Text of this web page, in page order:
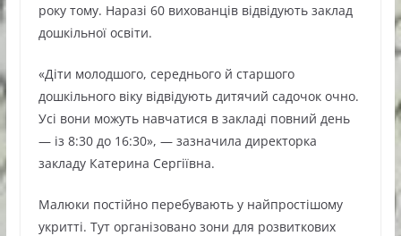
року тому. Наразі 60 вихованців відвідують заклад
дошкільної освіти.
«Діти молодшого, середнього й старшого
дошкільного віку відвідують дитячий садочок очно.
Усі вони можуть навчатися в закладі повний день
— із 8:30 до 16:30», — зазначила директорка
закладу Катерина Сергіївна.
Малюки постійно перебувають у найпростішому
укритті. Тут організовано зони для розвиткових